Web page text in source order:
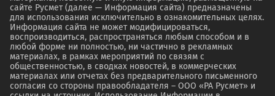
сайте Русмет (далее — Информация сайта) предназначены
для использования исключительно в ознакомительных целях.
Информация сайта не может модифицироваться,
воспроизводиться, распространяться любым способом и в
любой форме ни полностью, ни частично в рекламных
материалах, в рамках мероприятий по связям с
общественностью, в сводках новостей, в коммерческих
материалах или отчетах без предварительного письменного
согласия со стороны правообладателя – ООО «РА Русмет» и